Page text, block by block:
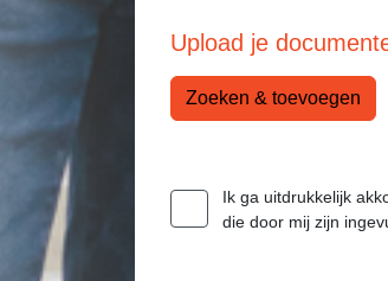
Upload je
Zoeken & toevoegen
Ik ga uitdrukkelijk
die door mij zijn